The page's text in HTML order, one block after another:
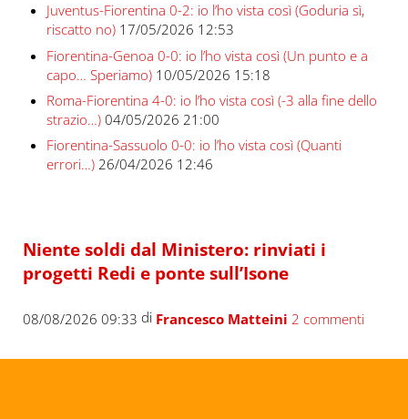
Juventus-Fiorentina 0-2: io l’ho vista così (Goduria sì,
riscatto no) 17/05/2026 12:53
Fiorentina-Genoa 0-0: io l’ho vista così (Un punto e a
capo… Speriamo) 10/05/2026 15:18
Roma-Fiorentina 4-0: io l’ho vista così (-3 alla fine dello
strazio…) 04/05/2026 21:00
Fiorentina-Sassuolo 0-0: io l’ho vista così (Quanti
errori…) 26/04/2026 12:46
Niente soldi dal Ministero: rinviati i
progetti Redi e ponte sull’Isone
08/08/2026 09:33 di Francesco Matteini 2 commenti